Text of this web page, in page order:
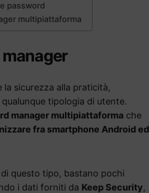
password
multipiattaforma
sicurezza alla praticità,
tipologia di utente.
manager multipiattaforma che
fra smartphone Android ed
di questo tipo, bastano pochi
i dati forniti da Keep Security,